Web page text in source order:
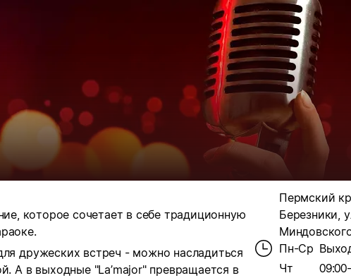
, которое сочетает в себе традиционную
дружеских встреч - можно насладиться
А в выходные "La’major" превращается в
Пермский
Березники,
Пн-Ср
Чт